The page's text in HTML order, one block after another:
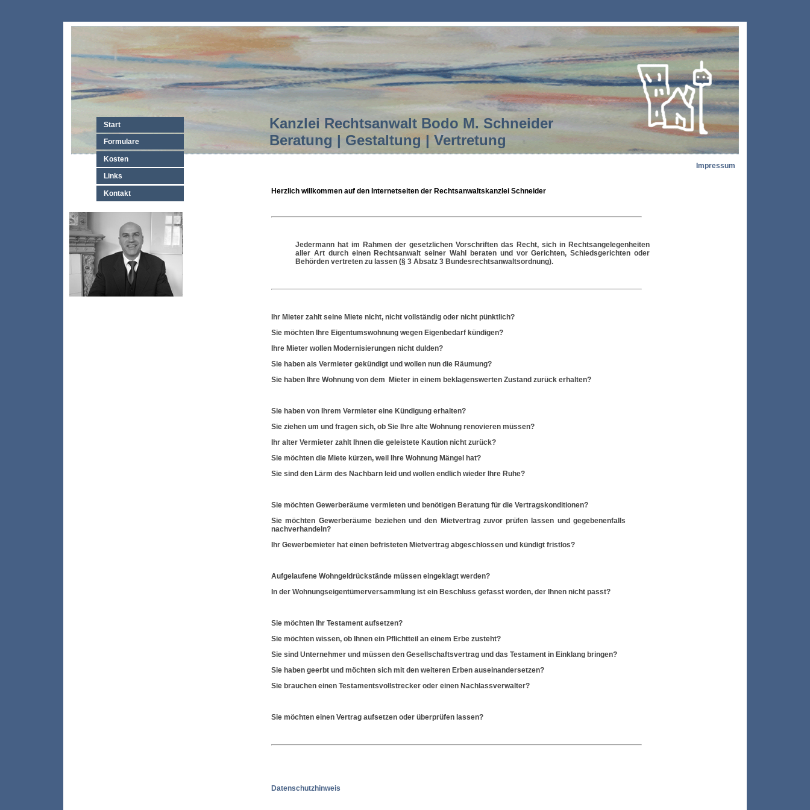
Impressum
Kanzlei Rechtsanwalt Bodo M. Schneider
Beratung | Gestaltung | Vertretung
Herzlich willkommen auf den Internetseiten der Rechtsanwaltskanzlei Schneider
Jedermann hat im Rahmen der gesetzlichen Vorschriften das Recht, sich in Rechtsangelegenheiten
aller Art durch einen Rechtsanwalt seiner Wahl beraten und vor Gerichten, Schiedsgerichten oder
Behörden vertreten zu lassen (§ 3 Absatz 3 Bundesrechtsanwaltsordnung).
Ihr Mieter zahlt seine Miete nicht, nicht vollständig oder nicht pünktlich?
Sie möchten Ihre Eigentumswohnung wegen Eigenbedarf kündigen?
Ihre Mieter wollen Modernisierungen nicht dulden?
Sie haben als Vermieter gekündigt und wollen nun die Räumung?
Sie haben Ihre Wohnung von dem Mieter in einem beklagenswerten Zustand zurück erhalten?
Sie haben von Ihrem Vermieter eine Kündigung erhalten?
Sie ziehen um und fragen sich, ob Sie Ihre alte Wohnung renovieren müssen?
Ihr alter Vermieter zahlt Ihnen die geleistete Kaution nicht zurück?
Sie möchten die Miete kürzen, weil Ihre Wohnung Mängel hat?
Sie sind den Lärm des Nachbarn leid und wollen endlich wieder Ihre Ruhe?
Sie möchten Gewerberäume vermieten und benötigen Beratung für die Vertragskonditionen?
Sie möchten Gewerberäume beziehen und den Mietvertrag zuvor prüfen lassen und gegebenenfalls
nachverhandeln?
Ihr Gewerbemieter hat einen befristeten Mietvertrag abgeschlossen und kündigt fristlos?
Aufgelaufene Wohngeldrückstände müssen eingeklagt werden?
In der Wohnungseigentümerversammlung ist ein Beschluss gefasst worden, der Ihnen nicht passt?
Sie möchten Ihr Testament aufsetzen?
Sie möchten wissen, ob Ihnen ein Pflichtteil an einem Erbe zusteht?
Sie sind Unternehmer und müssen den Gesellschaftsvertrag und das Testament in Einklang bringen?
Sie haben geerbt und möchten sich mit den weiteren Erben auseinandersetzen?
Sie brauchen einen Testamentsvollstrecker oder einen Nachlassverwalter?
Sie möchten einen Vertrag aufsetzen oder überprüfen lassen?
Datenschutzhinweis
Start
Formulare
Kosten
Links
Kontakt